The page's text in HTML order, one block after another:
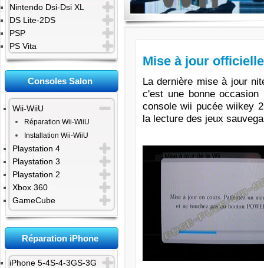
Nintendo Dsi-Dsi XL
DS Lite-2DS
PSP
PS Vita
Consoles Salon
Wii-WiiU
Réparation Wii-WiiU
Installation Wii-WiiU
Playstation 4
Playstation 3
Playstation 2
Xbox 360
GameCube
Réparation iPhone
iPhone 5-4S-4-3GS-3G
Mise à jour
La dernière mise à jour
c'est une bonne
console wii pucée wiikey
la lecture des jeux